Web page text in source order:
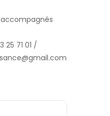
accompagnés
25 71 01 /